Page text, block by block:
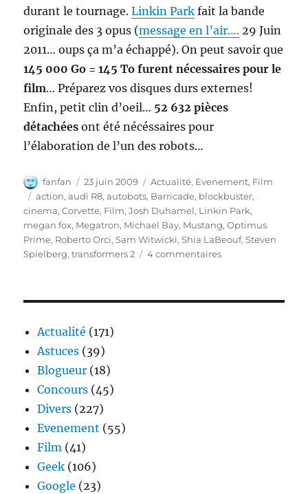
durant le tournage.Linkin Park fait la bande
originale des 3 opus (message en l’air…. 29 Juin
2011… oups ça m’a échappé). On peut savoir que
145 000 Go = 145 To furent nécessaires pour le
film… Préparez vos disques durs externes!
Enfin, petit clin d’oeil… 52 632 pièces
détachées ont été nécéssaires pour
l’élaboration de l’un des robots…
Auteur
fanfan
Publié
le
23 juin 2009 Catégories
Actualité, Evenement, Film
Étiquettes
action,audi R8,autobots, Barricade, blockbuster,
cinema,Corvette, Film,Josh Duhamel, Linkin Park,
megan fox, Megatron, Michael Bay, Mustang,Optimus
Prime, Roberto Orci,Sam Witwicki,Shia LaBeouf,Steven
Spielberg,transformers 2 4 commentairessur
Actualité (171)
Astuces (39)
Blogueur (18)
Concours (45)
Divers (227)
Evenement (55)
Film (41)
Geek (106)
Google (23)